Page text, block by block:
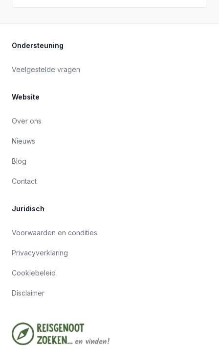
Ondersteuning
Veelgestelde vragen
Website
Over ons
Nieuws
Blog
Contact
Juridisch
Voorwaarden en condities
Privacyverklaring
Cookiebeleid
Disclaimer